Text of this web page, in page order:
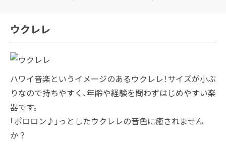
ウクレレ
ハワイ音楽というイメージのあるウクレレ！サイズが小ぶ
りなので持ちやすく、年齢や経験を問わずはじめやすい楽
器です。
「ポロロン♪」っとしたウクレレの音色に癒されません
か？